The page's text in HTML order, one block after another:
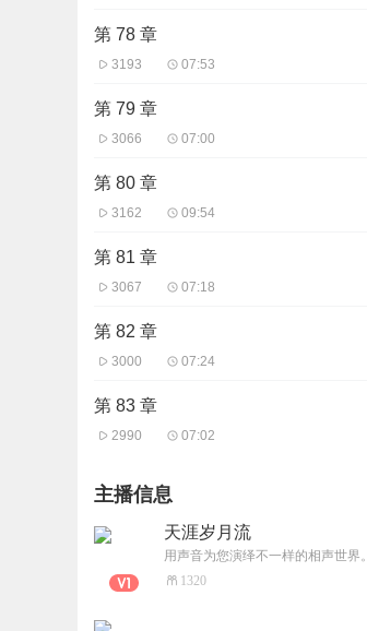
第 78 章
3193 07:53
第 79 章
3066 07:00
第 80 章
3162 09:54
第 81 章
3067 07:18
第 82 章
3000 07:24
第 83 章
2990 07:02
主播信息
天涯岁月流
用声音为您演绎不一样的相声世界。
1320